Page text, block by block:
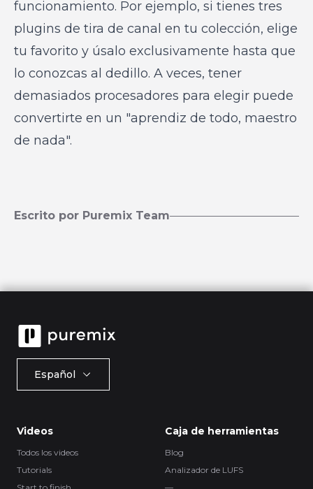
funcionamiento. Por ejemplo, si tienes tres
plugins de tira de canal en tu colección, elige
tu favorito y úsalo exclusivamente hasta que
lo conozcas al dedillo. A veces, tener
demasiados procesadores para elegir puede
convertirte en un "aprendiz de todo, maestro
de nada".
Escrito por Puremix Team
Español
Videos
Todos los videos
Tutorials
Caja de herramientas
Blog
Analizador de LUFS